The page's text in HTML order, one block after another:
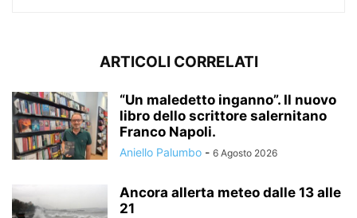
ARTICOLI CORRELATI
“Un maledetto inganno”. Il nuovo
libro dello scrittore salernitano
Franco Napoli.
Aniello Palumbo - 6 Agosto 2026
Ancora allerta meteo dalle 13 alle
21